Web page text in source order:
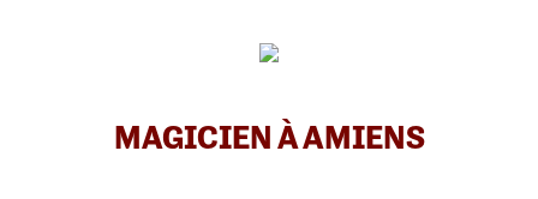
MAGICIEN À AMIENS